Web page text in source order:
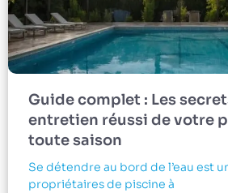
Guide complet : Les
entretien réussi de votre
toute saison
Se détendre au bord de l’eau est
propriétaires de piscine à